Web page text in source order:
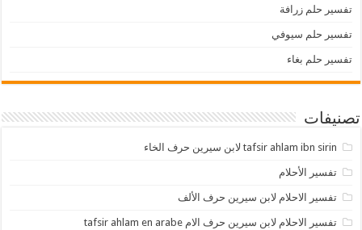
تفسير حلم زرافة
تفسير حلم سيوفي
تفسير حلم بغاء
تصنيفات
tafsir ahlam ibn sirin لابن سيرين حرف الخاء
تفسير الأحلام
تفسير الاحلام لابن سيرين حرف الألف
تفسير الاحلام لابن سيرين حرف الام tafsir ahlam en arabe